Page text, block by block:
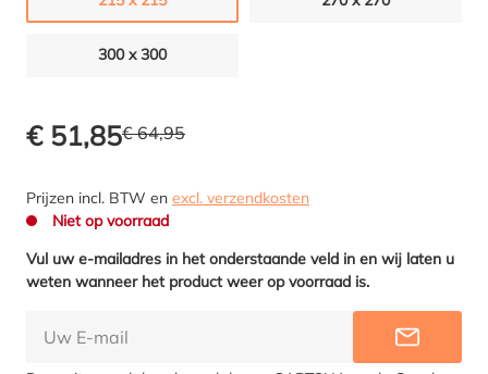
300 x 300
€ 51,85€ 64,95
Prijzen incl. BTW en excl. verzendkosten
Niet op voorraad
Vul uw e-mailadres in het onderstaande veld in en wij laten u
weten wanneer het product weer op voorraad is.